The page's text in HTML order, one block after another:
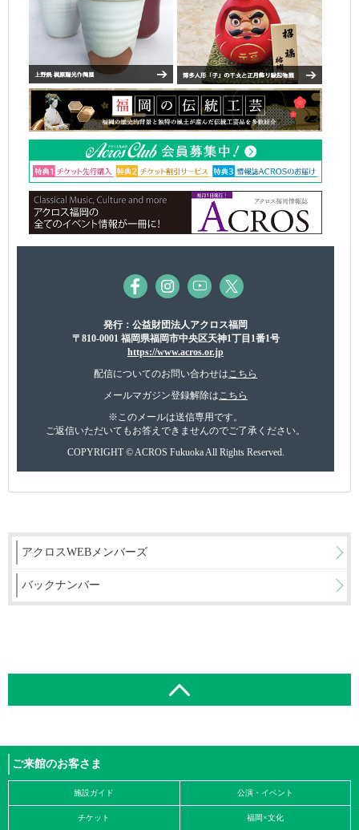
発行：公益財団法人アクロス福岡
〒810-0001 福岡県福岡市中央区天神1丁目1番1号
https://www.acros.or.jp
配信についてのお問い合わせはこちら
メールマガジン登録解除はこちら
※このメールは送信専用です。
ご返信いただいてもお答えできませんのでご了承ください。
COPYRIGHT © ACROS Fukuoka All Rights Reserved.
アクロスWEBメンバーズ
バックナンバー
ご来館のお客さま
施設ガイド 公演・イベント
チケット 福岡×文化